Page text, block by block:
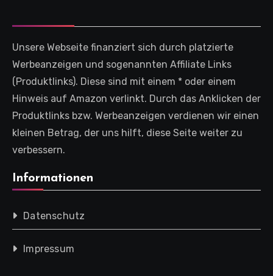
Unsere Webseite finanziert sich durch platzierte
Werbeanzeigen und sogenannten Affiliate Links
(Produktlinks). Diese sind mit einem * oder einem
Hinweis auf Amazon verlinkt. Durch das Anklicken der
Produktlinks bzw. Werbeanzeigen verdienen wir einen
kleinen Betrag, der uns hilft, diese Seite weiter zu
verbessern.
Informationen
Datenschutz
Impressum